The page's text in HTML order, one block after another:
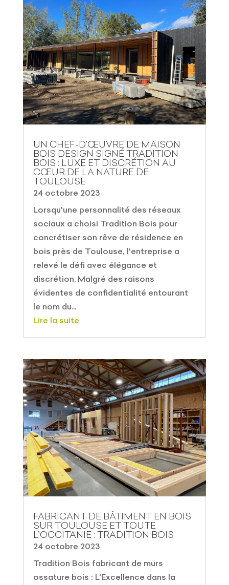
UN CHEF-D’ŒUVRE DE MAISON
BOIS DESIGN SIGNÉ TRADITION
BOIS : LUXE ET DISCRÉTION AU
CŒUR DE LA NATURE DE
TOULOUSE
24 octobre 2023
Lorsqu'une personnalité des réseaux
sociaux a choisi Tradition Bois pour
concrétiser son rêve de résidence en
bois près de Toulouse, l'entreprise a
relevé le défi avec élégance et
discrétion. Malgré des raisons
évidentes de confidentialité entourant
le nom du...
Lire la suite
FABRICANT DE BÂTIMENT EN BOIS
SUR TOULOUSE ET TOUTE
L’OCCITANIE : TRADITION BOIS
24 octobre 2023
Tradition Bois fabricant de murs
ossature bois : L'Excellence dans la